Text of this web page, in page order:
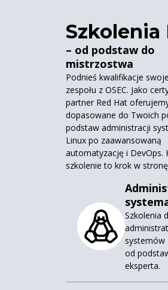
Szkolenia
– od podstaw do
mistrzostwa
Podnieś kwalifikacje
zespołu z OSEC. Jako
partner Red Hat
dopasowane do Twoich
podstaw administracji
Linux po zaawansowaną
automatyzację i DevOps.
szkolenie to krok w
Szkolenia
systemów
od
eksperta.